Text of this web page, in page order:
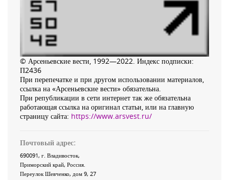
© Арсеньевские вести, 1992—2022. Индекс подписки:
П2436
При перепечатке и при другом использовании материалов,
ссылка на «Арсеньевские вести» обязательна.
При републикации в сети интернет так же обязательна
работающая ссылка на оригинал статьи, или на главную
страницу сайта: https://www.arsvest.ru/
Почтовый адрес:
690091, г. Владивосток,
Приморский край, Россия
Переулок Шевченко, дом 9, 27